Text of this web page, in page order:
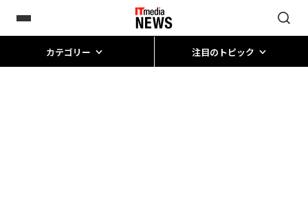
カテゴリー 注目のトピック